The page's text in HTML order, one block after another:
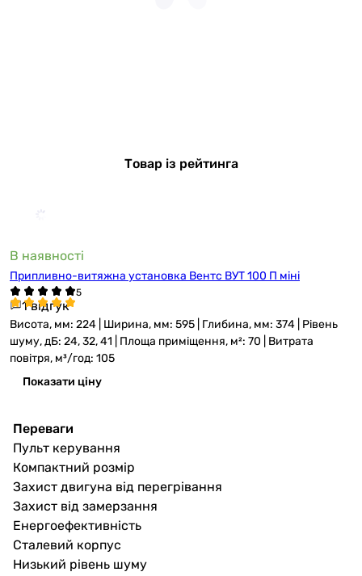
Товар із рейтинга
В наявності
Припливно-витяжна установка Вентс ВУТ 100 П міні
1 відгук
Висота, мм: 224 | Ширина, мм: 595 | Глибина, мм: 374 | Рівень
шуму, дБ: 24, 32, 41 | Площа приміщення, м²: 70 | Витрата
повітря, м³/год: 105
Показати ціну
Переваги
Пульт керування
Компактний розмір
Захист двигуна від перегрівання
Захист від замерзання
Енергоефективність
Сталевий корпус
Низький рівень шуму